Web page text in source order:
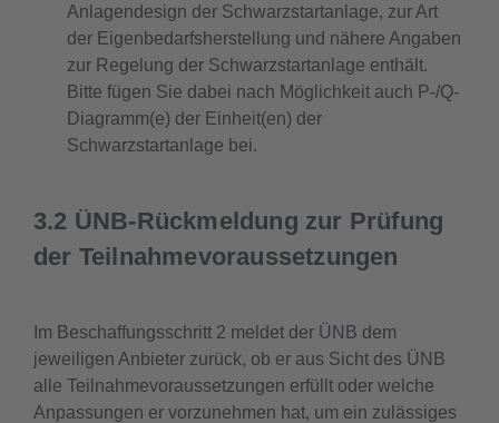
Anlagendesign der Schwarzstartanlage, zur Art
der Eigenbedarfsherstellung und nähere Angaben
zur Regelung der Schwarzstartanlage enthält.
Bitte fügen Sie dabei nach Möglichkeit auch P-/Q-
Diagramm(e) der Einheit(en) der
Schwarzstartanlage bei.
3.2 ÜNB-Rückmeldung zur Prüfung
der Teilnahmevoraussetzungen
Im Beschaffungsschritt 2 meldet der ÜNB dem
jeweiligen Anbieter zurück, ob er aus Sicht des ÜNB
alle Teilnahmevoraussetzungen erfüllt oder welche
Anpassungen er vorzunehmen hat, um ein zulässiges